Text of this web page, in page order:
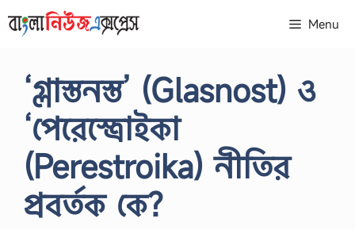
to
Menu
‘গ্লাস্তনস্ত’ (Glasnost) ও
‘পেরেস্ত্রোইকা
(Perestroika) নীতির
প্রবর্তক কে?